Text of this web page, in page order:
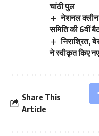
चांठी पुल
नेशनल क्लीन
समिति की 6वीं
निराश्रित,
ने स्वीकृत किए
Share This
Article